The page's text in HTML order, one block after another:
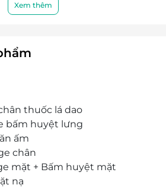
đến spa để được phục vụ tốt
Hàng Buồm, Hoàn Kiếm,
546 794
không có giá trị quy đổi
trả lại tiền thừa.
đồng thời với chương trình
VAT, khách hàng muốn lấy
hệ NCC.
Xem thêm
thuốc lá dao
bấm huyệt lưng
ấm
chân
mặt + Bấm huyệt mặt
nạ